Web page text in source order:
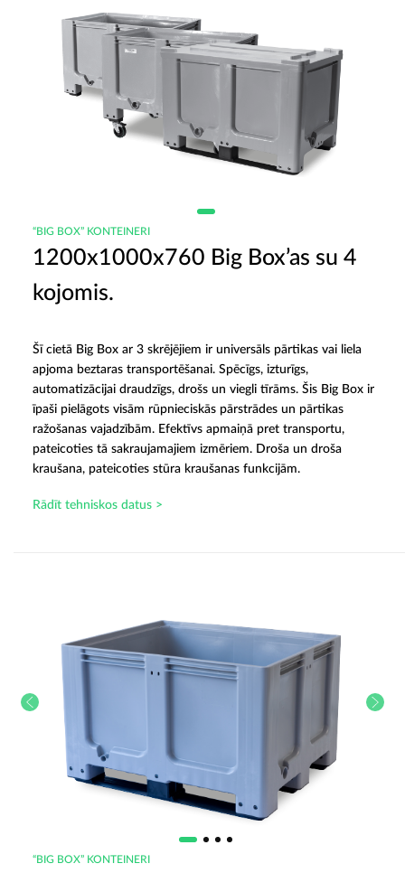
“BIG BOX” KONTEINERI
1200x1000x760 Big Box’as su 4
kojomis.
Šī cietā Big Box ar 3 skrējējiem ir universāls pārtikas vai liela
apjoma beztaras transportēšanai. Spēcīgs, izturīgs,
automatizācijai draudzīgs, drošs un viegli tīrāms. Šis Big Box ir
īpaši pielāgots visām rūpnieciskās pārstrādes un pārtikas
ražošanas vajadzībām. Efektīvs apmaiņā pret transportu,
pateicoties tā sakraujamajiem izmēriem. Droša un droša
kraušana, pateicoties stūra kraušanas funkcijām.
Rādīt tehniskos datus >
“BIG BOX” KONTEINERI